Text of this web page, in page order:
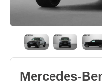
Mercedes-